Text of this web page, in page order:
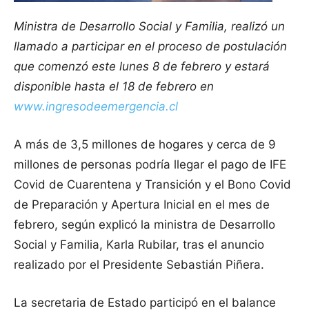
Ministra de Desarrollo Social y Familia, realizó un
llamado a participar en el proceso de postulación
que comenzó este lunes 8 de febrero y estará
disponible hasta el 18 de febrero en
www.ingresodeemergencia.cl
A más de 3,5 millones de hogares y cerca de 9
millones de personas podría llegar el pago de IFE
Covid de Cuarentena y Transición y el Bono Covid
de Preparación y Apertura Inicial en el mes de
febrero, según explicó la ministra de Desarrollo
Social y Familia, Karla Rubilar, tras el anuncio
realizado por el Presidente Sebastián Piñera.
La secretaria de Estado participó en el balance